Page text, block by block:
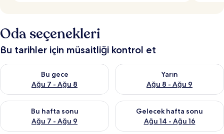
Oda seçenekleri
Bu tarihler için müsaitliği kontrol et
Bu gece
Ağu 7 - Ağu 8
Bu gece için müsaitliği kontrol et Ağu 7 - Ağu 8
Yarın
Ağu 8 - Ağu 9
Yarın için müsaitliği kontrol
Bu hafta sonu
Ağu 7 - Ağu 9
Bu hafta sonu için müsaitliği kontrol et Ağu 7 - Ağu 9
Gelecek hafta sonu
Ağu 14 - Ağu 16
Önümüzdeki hafta sonu için